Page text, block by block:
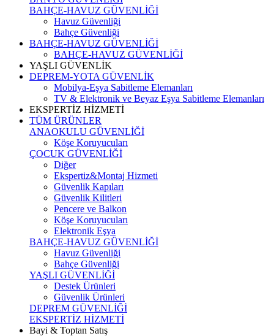
BAHÇE-HAVUZ GÜVENLİĞİ
Havuz Güvenliği
Bahçe Güvenliği
BAHÇE-HAVUZ GÜVENLİĞİ
BAHÇE-HAVUZ GÜVENLİĞİ
YAŞLI GÜVENLİK
DEPREM-YOTA GÜVENLİK
Mobilya-Eşya Sabitleme Elemanları
TV & Elektronik ve Beyaz Eşya Sabitleme Elemanları
EKSPERTİZ HİZMETİ
TÜM ÜRÜNLER
ANAOKULU GÜVENLİĞİ
Köşe Koruyucuları
ÇOCUK GÜVENLİĞİ
Diğer
Ekspertiz&Montaj Hizmeti
Güvenlik Kapıları
Güvenlik Kilitleri
Pencere ve Balkon
Köşe Koruyucuları
Elektronik Eşya
BAHÇE-HAVUZ GÜVENLİĞİ
Havuz Güvenliği
Bahçe Güvenliği
YAŞLI GÜVENLİĞİ
Destek Ürünleri
Güvenlik Ürünleri
DEPREM GÜVENLİĞİ
EKSPERTİZ HİZMETİ
Bayi & Toptan Satış